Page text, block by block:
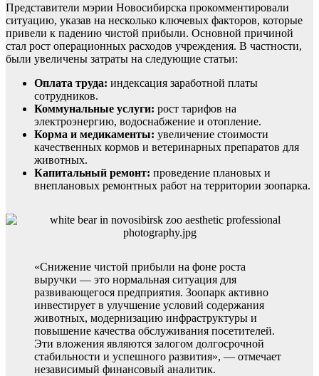
Представители мэрии Новосибирска прокомментировали
ситуацию, указав на несколько ключевых факторов, которые
привели к падению чистой прибыли. Основной причиной
стал рост операционных расходов учреждения. В частности,
были увеличены затраты на следующие статьи:
Оплата труда: индексация заработной платы
сотрудников.
Коммунальные услуги: рост тарифов на
электроэнергию, водоснабжение и отопление.
Корма и медикаменты: увеличение стоимости
качественных кормов и ветеринарных препаратов для
животных.
Капитальный ремонт: проведение плановых и
внеплановых ремонтных работ на территории зоопарка.
«Снижение чистой прибыли на фоне роста
выручки — это нормальная ситуация для
развивающегося предприятия. Зоопарк активно
инвестирует в улучшение условий содержания
животных, модернизацию инфраструктуры и
повышение качества обслуживания посетителей.
Эти вложения являются залогом долгосрочной
стабильности и успешного развития», — отмечает
независимый финансовый аналитик.